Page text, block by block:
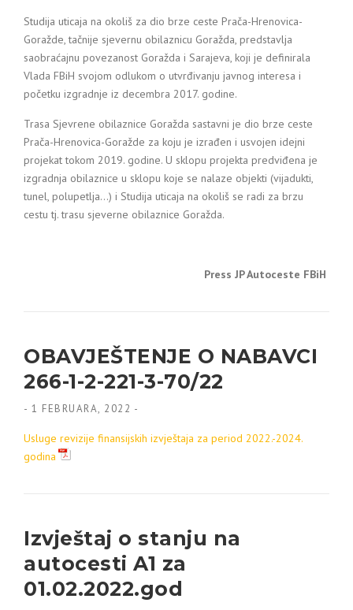
Studija uticaja na okoliš za dio brze ceste Prača-Hrenovica-
Goražde, tačnije sjevernu obilaznicu Goražda, predstavlja
saobraćajnu povezanost Goražda i Sarajeva, koji je definirala
Vlada FBiH svojom odlukom o utvrđivanju javnog interesa i
početku izgradnje iz decembra 2017. godine.
Trasa Sjevrene obilaznice Goražda sastavni je dio brze ceste
Prača-Hrenovica-Goražde za koju je izrađen i usvojen idejni
projekat tokom 2019. godine. U sklopu projekta predviđena je
izgradnja obilaznice u sklopu koje se nalaze objekti (vijadukti,
tunel, polupetlja…) i Studija uticaja na okoliš se radi za brzu
cestu tj. trasu sjeverne obilaznice Goražda.
Press JP Autoceste FBiH
OBAVJEŠTENJE O NABAVCI
266-1-2-221-3-70/22
- 1 FEBRUARA, 2022 -
Usluge revizije finansijskih izvještaja za period 2022.-2024.
godina
Izvještaj o stanju na
autocesti A1 za
01.02.2022.god